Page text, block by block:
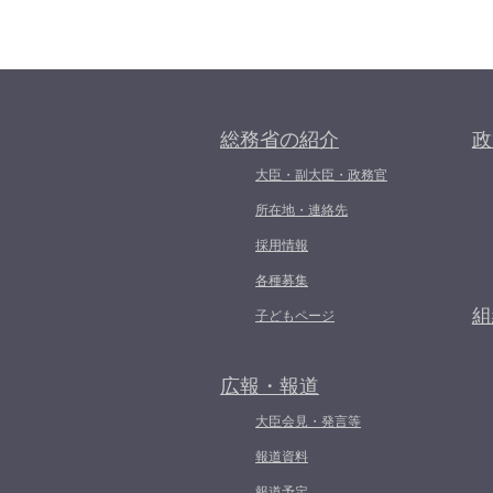
総務省の紹介
大臣・副大臣・政務官
所在地・連絡先
採用情報
各種募集
子どもページ
広報・報道
大臣会見・発言等
報道資料